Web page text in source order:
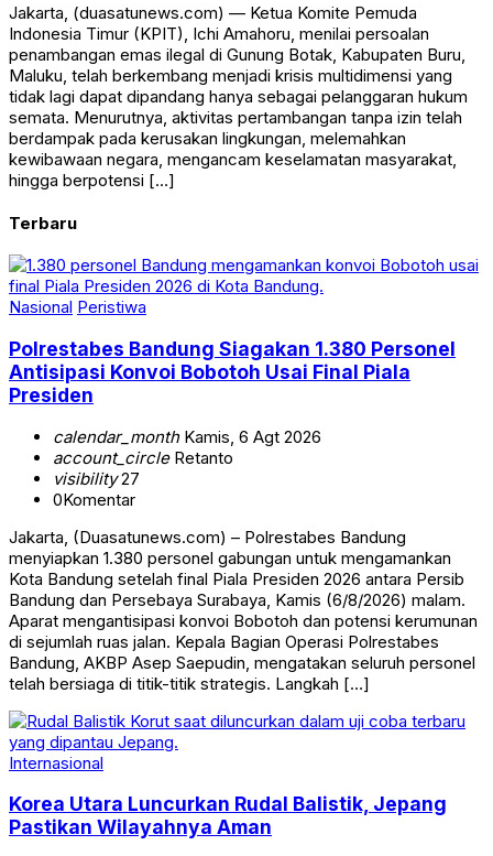
Jakarta, (duasatunews.com) — Ketua Komite Pemuda
Indonesia Timur (KPIT), Ichi Amahoru, menilai persoalan
penambangan emas ilegal di Gunung Botak, Kabupaten Buru,
Maluku, telah berkembang menjadi krisis multidimensi yang
tidak lagi dapat dipandang hanya sebagai pelanggaran hukum
semata. Menurutnya, aktivitas pertambangan tanpa izin telah
berdampak pada kerusakan lingkungan, melemahkan
kewibawaan negara, mengancam keselamatan masyarakat,
hingga berpotensi […]
Terbaru
Nasional Peristiwa
Polrestabes Bandung Siagakan 1.380 Personel
Antisipasi Konvoi Bobotoh Usai Final Piala
Presiden
calendar_monthKamis, 6 Agt 2026
account_circleRetanto
visibility27
0Komentar
Jakarta, (Duasatunews.com) – Polrestabes Bandung
menyiapkan 1.380 personel gabungan untuk mengamankan
Kota Bandung setelah final Piala Presiden 2026 antara Persib
Bandung dan Persebaya Surabaya, Kamis (6/8/2026) malam.
Aparat mengantisipasi konvoi Bobotoh dan potensi kerumunan
di sejumlah ruas jalan. Kepala Bagian Operasi Polrestabes
Bandung, AKBP Asep Saepudin, mengatakan seluruh personel
telah bersiaga di titik-titik strategis. Langkah […]
Internasional
Korea Utara Luncurkan Rudal Balistik, Jepang
Pastikan Wilayahnya Aman